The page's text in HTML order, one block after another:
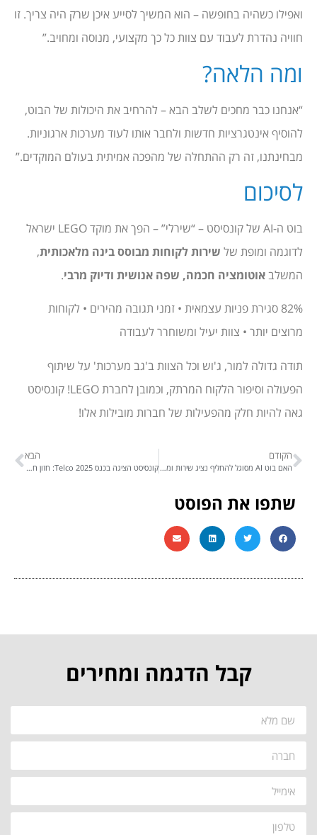
ואפילו כשהיה בחופשה – הוא המשיך לסייע איכן שרק היה צריך. זו
חוויה נהדרת לעבוד עם צוות כל כך מקצועי, מנוסה ומחויב.”
ומה הלאה?
“אנחנו כבר מחכים לשלב הבא – להרחיב את היכולות של הבוט,
להוסיף אינטגרציות חדשות ולחבר אותו לעוד מערכות ארגוניות.
מבחינתנו, זה רק ההתחלה של מהפכה אמיתית בעולם המוקדים.”
לסיכום
בוט ה-AI של קונסיסט – “שירלי” – הפך את מוקד LEGO ישראל
לדוגמה ומופת של שירות לקוחות מבוסס בינה מלאכותית,
המשלבאוטומציה חכמה, שפה אנושית ודיוק מרבי.
82% סגירת פניות עצמאית • זמני תגובה מהירים • לקוחות
מרוצים יותר • צוות יעיל ומשוחרר לעבודה
תודה גדולה למור, ג'וש וכל הצוות ב'גב מערכות' על שיתוף
הפעולה וסיפור הלקוח המרתק, וכמובן לחברת LEGO! קונסיסט
גאה להיות חלק מהפעילות של חברות מובילות אלו!
הקודם
האם בוט AI מסוגל להחליף נציג שירות ומכירות אנושי מיומן?
הבא
קונסיסט הציגה בכנס Telco 2025: חזון חדש של AI למוקדי שירות, מכירות ותמיכה בעידן הדיגיטלי
שתפו את הפוסט
קבל הדגמה ומחירים